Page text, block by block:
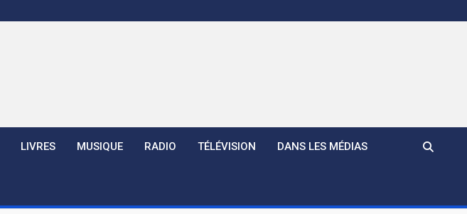
LIVRES MUSIQUE RADIO TÉLÉVISION DANS LES MÉDIAS